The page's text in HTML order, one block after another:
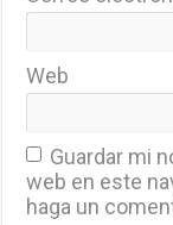
Web
Guardar mi
web en este
haga un